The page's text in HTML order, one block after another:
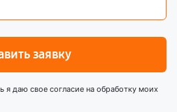
заявку
я даю свое согласие на обработку моих